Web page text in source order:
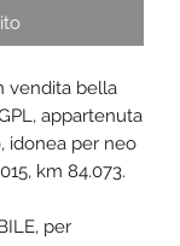
vendita bella
appartenuta
idonea per neo
km 84.073.
per